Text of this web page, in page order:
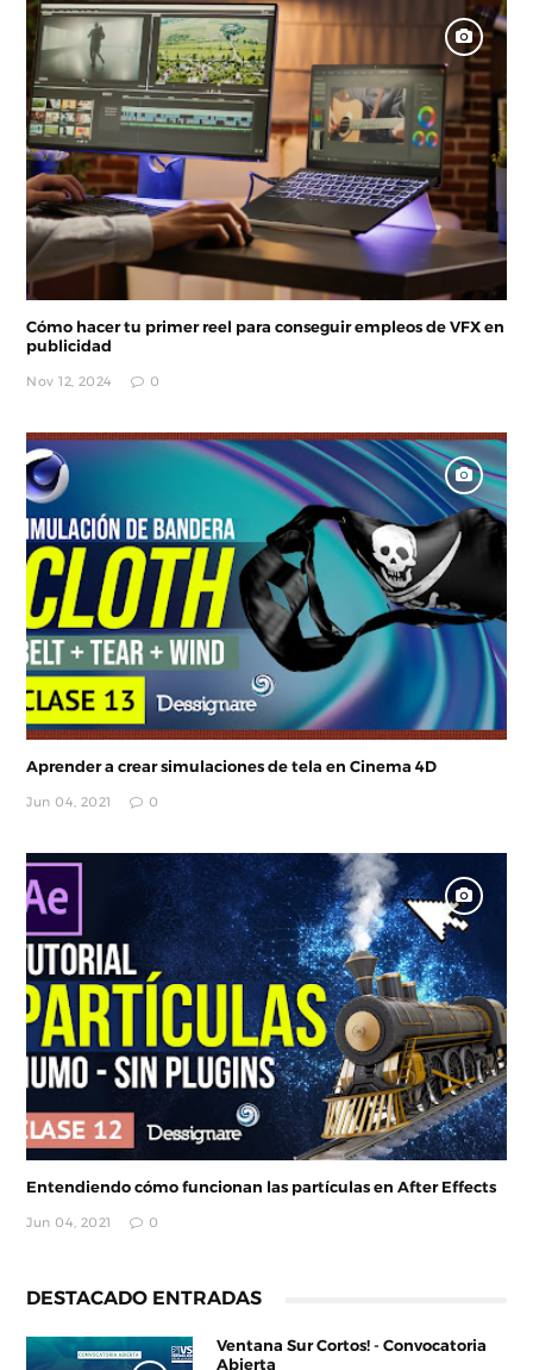
Cómo hacer tu primer reel para conseguir empleos de VFX en
publicidad
Nov 12, 2024 0
Aprender a crear simulaciones de tela en Cinema 4D
Jun 04, 2021 0
Entendiendo cómo funcionan las partículas en After Effects
Jun 04, 2021 0
DESTACADO ENTRADAS
Ventana Sur Cortos! - Convocatoria
Abierta